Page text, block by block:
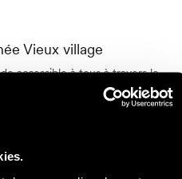
Vieux village
accessible à tous à travers le
de Haute-Nendaz et ses